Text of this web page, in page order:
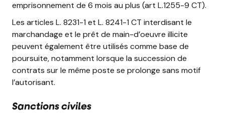
emprisonnement de 6 mois au plus (art L.1255-9 CT).
Les articles L. 8231-1 et L. 8241-1 CT interdisant le
marchandage et le prêt de main-d’oeuvre illicite
peuvent également être utilisés comme base de
poursuite, notamment lorsque la succession de
contrats sur le même poste se prolonge sans motif
l’autorisant.
Sanctions civiles